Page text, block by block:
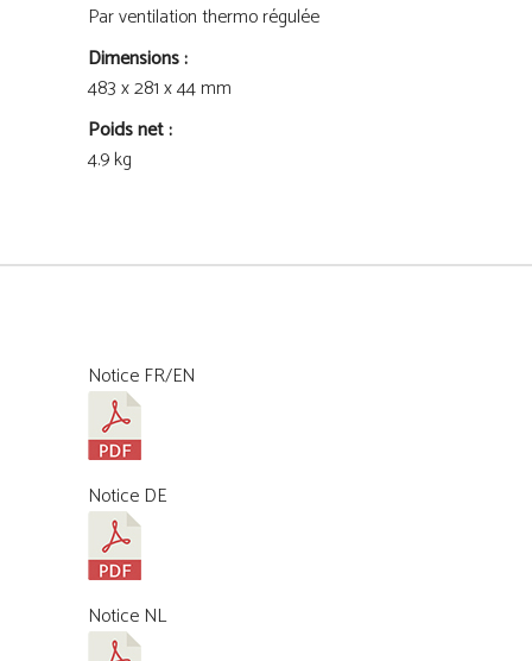
Par ventilation thermo régulée
Dimensions :
483 x 281 x 44 mm
Poids net :
4.9 kg
Notice FR/EN
Notice DE
Notice NL